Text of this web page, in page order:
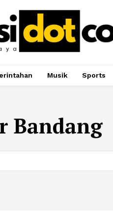
Musik Sports
Bandang